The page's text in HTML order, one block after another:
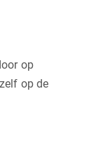
op
op de